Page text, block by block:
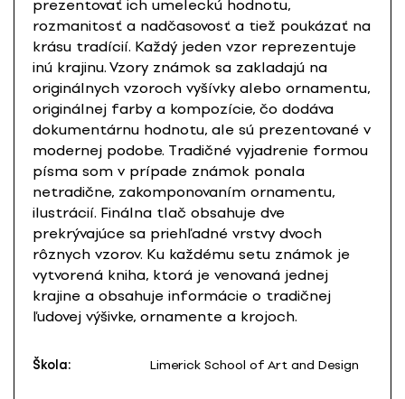
prezentovať ich umeleckú hodnotu,
rozmanitosť a nadčasovosť a tiež poukázať na
krásu tradícií. Každý jeden vzor reprezentuje
inú krajinu. Vzory známok sa zakladajú na
originálnych vzoroch vyšívky alebo ornamentu,
originálnej farby a kompozície, čo dodáva
dokumentárnu hodnotu, ale sú prezentované v
modernej podobe. Tradičné vyjadrenie formou
písma som v prípade známok ponala
netradične, zakomponovaním ornamentu,
ilustrácií. Finálna tlač obsahuje dve
prekrývajúce sa priehľadné vrstvy dvoch
rôznych vzorov. Ku každému setu známok je
vytvorená kniha, ktorá je venovaná jednej
krajine a obsahuje informácie o tradičnej
ľudovej výšivke, ornamente a krojoch.
Škola: Limerick School of Art and Design